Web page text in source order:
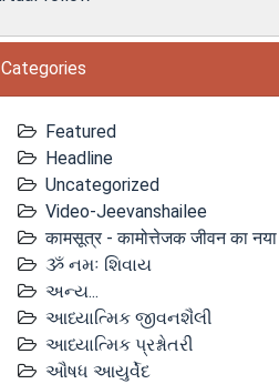
Categories
Featured
Headline
Uncategorized
Video-Jeevanshailee
कामसूत्र - कामोत्तेजक जीवन का नया
ૐ નમઃ શિવાય
અન્ય...
આધ્યાત્મિક જીવનશૈલી
આધ્યાત્મિક પ્રશ્નોતરી
ઔષધ આયુર્વેદ